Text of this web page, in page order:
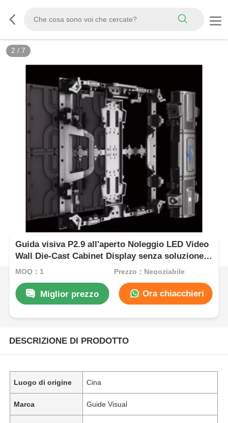
2 / 7
Guida visiva P2.9 all'aperto Noleggio LED Video
Wall Die-Cast Cabinet Display senza soluzione
di continuità per eventi di concerto
MOQ：1 Prezzo：Negoziabile
Miglior prezzo Ora chiacchieri
DESCRIZIONE DI PRODOTTO
Luogo di origine Cina
Marca Guide Visual